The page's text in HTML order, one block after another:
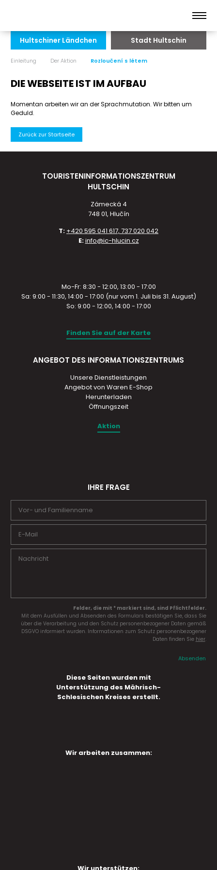
Hultschiner Ländchen Stadt Hultschin
Einleitung Der Aktion Rozloučení s létem
DIE WEBSEITE IST IM AUFBAU
Momentan arbeiten wir an der Sprachmutation. Wir bitten um
Geduld.
Zurück zur Startseite
TOURISTENINFORMATIONSZENTRUM
HULTSCHIN
Zámecká 4
748 01, Hlučín
T: +420 595 041 617, 737 020 042
E:info@ic-hlucin.cz
Mo-Fr: 8:30 - 12:00, 13:00 - 17:00
Sa: 9:00 - 11:30, 14:00 - 17:00 (nur vom 1. Juli bis 31. August)
So: 9:00 - 12:00, 14:00 - 17:00
Finden Sie auf der Karte
ANGEBOT DES INFORMATIONSZENTRUMS
Unsere Dienstleistungen
Angebot von Waren E-Shop
Herunterladen
Öffnungszeit
Aktion
IHRE FRAGE
Felder, die mit * markiert sind, sind Pflichtfelder.
Mit dem Ausfüllen und Absenden des Formulars bestätigen Sie, dass Sie
über die Verarbeitung und den Schutz personenbezogener Daten gemäß
DSGVO informiert wurden. Informationen zum Schutz personenbezogener
Daten finden Sie hier.
Absenden
Diese Seiten wurden mit
Unterstützung des Mährisch-
Schlesischen Kreises erstellt.
Wir arbeiten zusammen: